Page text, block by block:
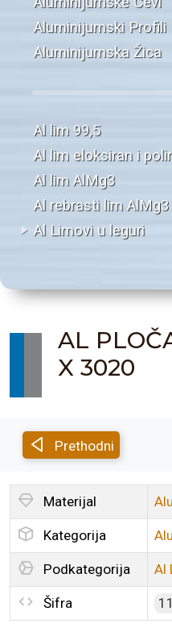
Aluminijumski Profili
Aluminijumska Žica
Al lim 99,5
Al lim eloksiran i
Al lim AlMg3
Al rebrasti lim AlMg3
Al Limovi u leguri
AL
X 3020
Prethodni
Materijal
Kategorija
Podkategorija Al
Šifra